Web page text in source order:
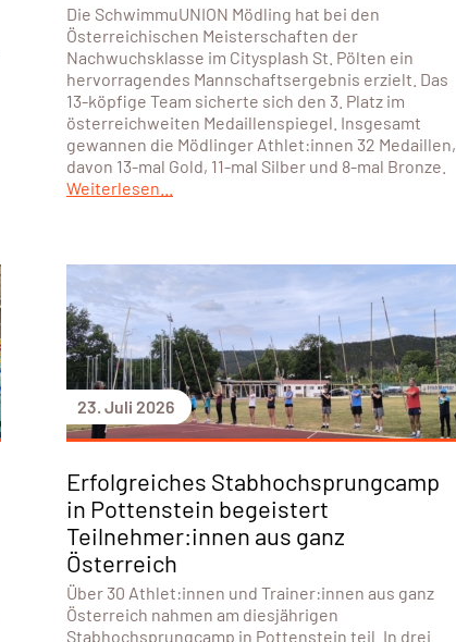
Die SchwimmuUNION Mödling hat bei den
Österreichischen Meisterschaften der
Nachwuchsklasse im Citysplash St. Pölten ein
hervorragendes Mannschaftsergebnis erzielt. Das
13-köpfige Team sicherte sich den 3. Platz im
österreichweiten Medaillenspiegel. Insgesamt
gewannen die Mödlinger Athlet:innen 32 Medaillen,
davon 13-mal Gold, 11-mal Silber und 8-mal Bronze.
Weiterlesen...
23. Juli 2026
Erfolgreiches Stabhochsprungcamp
in Pottenstein begeistert
Teilnehmer:innen aus ganz
Österreich
Über 30 Athlet:innen und Trainer:innen aus ganz
Österreich nahmen am diesjährigen
Stabhochsprungcamp in Pottenstein teil. In drei